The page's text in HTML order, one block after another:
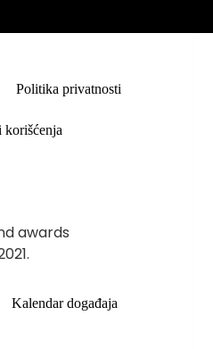
Politika privatnosti
korišćenja
Kalendar događaja